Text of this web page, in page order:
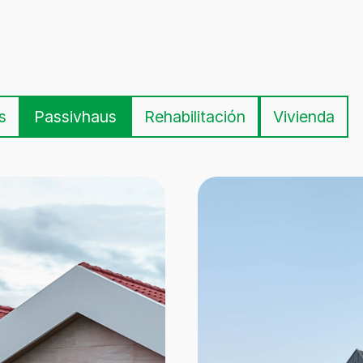
Passivhaus Rehabilitación Vivienda